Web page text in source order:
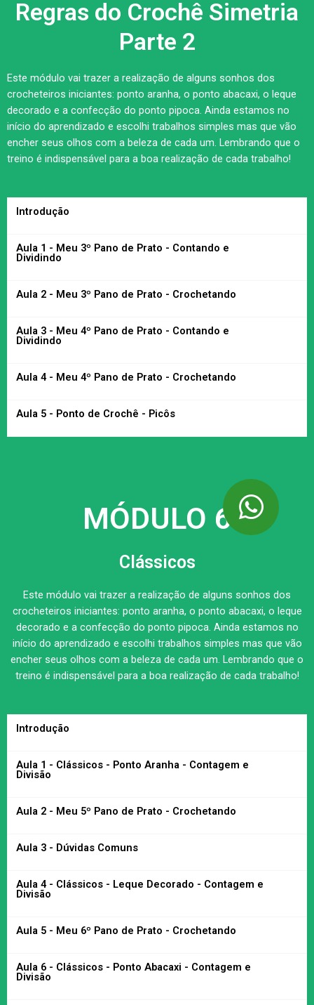
Regras do Crochê Simetria
Parte 2
Este módulo vai trazer a realização de alguns sonhos dos
crocheteiros iniciantes: ponto aranha, o ponto abacaxi, o leque
decorado e a confecção do ponto pipoca. Ainda estamos no
início do aprendizado e escolhi trabalhos simples mas que vão
encher seus olhos com a beleza de cada um. Lembrando que o
treino é indispensável para a boa realização de cada trabalho!
Introdução
Aula 1 - Meu 3º Pano de Prato - Contando e
Dividindo
Aula 2 - Meu 3º Pano de Prato - Crochetando
Aula 3 - Meu 4º Pano de Prato - Contando e
Dividindo
Aula 4 - Meu 4º Pano de Prato - Crochetando
Aula 5 - Ponto de Crochê - Picôs
MÓDULO 6
Clássicos
Este módulo vai trazer a realização de alguns sonhos dos
crocheteiros iniciantes: ponto aranha, o ponto abacaxi, o leque
decorado e a confecção do ponto pipoca. Ainda estamos no
início do aprendizado e escolhi trabalhos simples mas que vão
encher seus olhos com a beleza de cada um. Lembrando que o
treino é indispensável para a boa realização de cada trabalho!
Introdução
Aula 1 - Clássicos - Ponto Aranha - Contagem e
Divisão
Aula 2 - Meu 5º Pano de Prato - Crochetando
Aula 3 - Dúvidas Comuns
Aula 4 - Clássicos - Leque Decorado - Contagem e
Divisão
Aula 5 - Meu 6º Pano de Prato - Crochetando
Aula 6 - Clássicos - Ponto Abacaxi - Contagem e
Divisão